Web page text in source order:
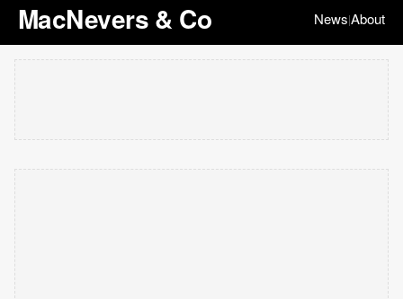
MacNevers & Co News|About